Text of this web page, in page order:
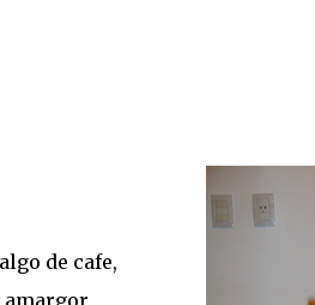
de cafe,
amargor